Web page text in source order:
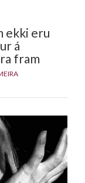
ekki eru
á
fram